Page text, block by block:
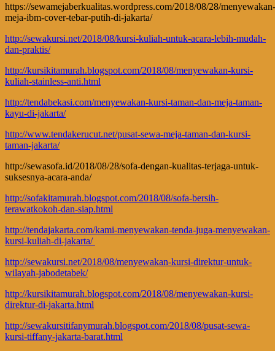
https://sewamejaberkualitas.wordpress.com/2018/08/28/menyewakan-
meja-ibm-cover-tebar-putih-di-jakarta/
http://sewakursi.net/2018/08/kursi-kuliah-untuk-acara-lebih-mudah-
dan-praktis/
http://kursikitamurah.blogspot.com/2018/08/menyewakan-kursi-
kuliah-stainless-anti.html
http://tendabekasi.com/menyewakan-kursi-taman-dan-meja-taman-
kayu-di-jakarta/
http://www.tendakerucut.net/pusat-sewa-meja-taman-dan-kursi-
taman-jakarta/
http://sewasofa.id/2018/08/28/sofa-dengan-kualitas-terjaga-untuk-
suksesnya-acara-anda/
http://sofakitamurah.blogspot.com/2018/08/sofa-bersih-
terawatkokoh-dan-siap.html
http://tendajakarta.com/kami-menyewakan-tenda-juga-menyewakan-
kursi-kuliah-di-jakarta/
http://sewakursi.net/2018/08/menyewakan-kursi-direktur-untuk-
wilayah-jabodetabek/
http://kursikitamurah.blogspot.com/2018/08/menyewakan-kursi-
direktur-di-jakarta.html
http://sewakursitifanymurah.blogspot.com/2018/08/pusat-sewa-
kursi-tiffany-jakarta-barat.html